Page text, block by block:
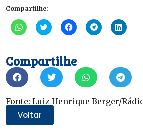
Compartilhe:
Clique
para
em
nova
janela)
Clique
para
em
nova
janela)
Clique
para
em
nova
janela)
Clique
para
janela)
Clique
para
janela)
Compartilhe
Fonte: Luiz Henrique Berger/
Voltar